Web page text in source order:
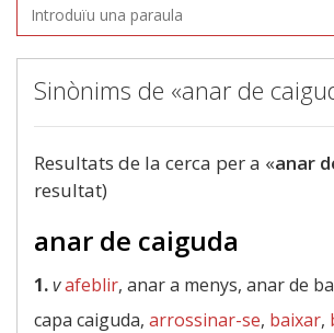
Sinònims de «anar de
Resultats de la cerca per a «anar
resultat)
anar de caiguda
1.vafeblir, anar a menys, anar de
capa caiguda, arrossinar-se, baixar,